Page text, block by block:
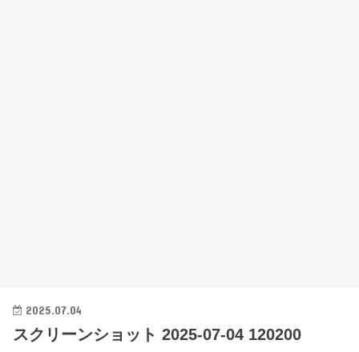
2025.07.04
スクリーンショット 2025-07-04 120200